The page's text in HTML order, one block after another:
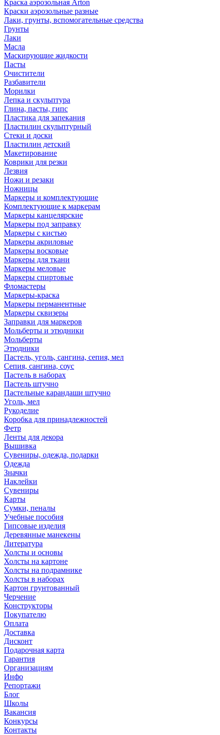
Краска аэрозольная Arton
Краски аэрозольные разные
Лаки, грунты, вспомогательные средства
Грунты
Лаки
Масла
Маскирующие жидкости
Пасты
Очистители
Разбавители
Морилки
Лепка и скульптура
Глина, пасты, гипс
Пластика для запекания
Пластилин скульптурный
Стеки и доски
Пластилин детский
Макетирование
Коврики для резки
Лезвия
Ножи и резаки
Ножницы
Маркеры и комплектующие
Комплектующие к маркерам
Маркеры канцелярские
Маркеры под заправку
Маркеры с кистью
Маркеры акриловые
Маркеры восковые
Маркеры для ткани
Маркеры меловые
Маркеры спиртовые
Фломастеры
Маркеры-краска
Маркеры перманентные
Маркеры сквизеры
Заправки для маркеров
Мольберты и этюдники
Мольберты
Этюдники
Пастель, уголь, сангина, сепия, мел
Сепия, сангина, соус
Пастель в наборах
Пастель штучно
Пастельные карандаши штучно
Уголь, мел
Рукоделие
Коробка для принадлежностей
Фетр
Ленты для декора
Вышивка
Сувениры, одежда, подарки
Одежда
Значки
Наклейки
Сувениры
Карты
Сумки, пеналы
Учебные пособия
Гипсовые изделия
Деревянные манекены
Литература
Холсты и основы
Холсты на картоне
Холсты на подрамнике
Холсты в наборах
Картон грунтованный
Черчение
Конструкторы
Покупателю
Оплата
Доставка
Дисконт
Подарочная карта
Гарантия
Организациям
Инфо
Репортажи
Блог
Школы
Вакансия
Конкурсы
Контакты